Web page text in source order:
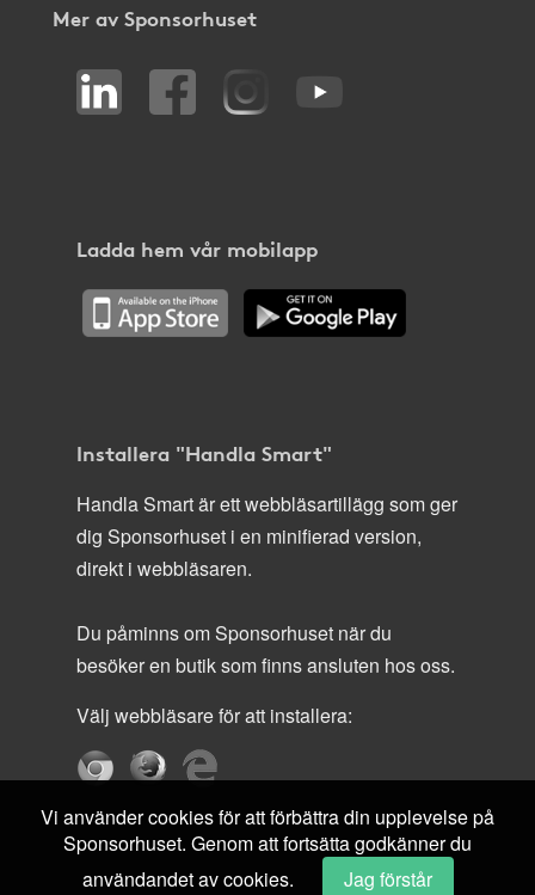
Mer av Sponsorhuset
Ladda hem vår mobilapp
Installera "Handla Smart"
Handla Smart är ett webbläsartillägg som ger
dig Sponsorhuset i en minifierad version,
direkt i webbläsaren.
Du påminns om Sponsorhuset när du
besöker en butik som finns ansluten hos oss.
Välj webbläsare för att installera:
Vi använder cookies för att förbättra din upplevelse på
Sponsorhuset. Genom att fortsätta godkänner du
användandet av cookies.
Jag förstår